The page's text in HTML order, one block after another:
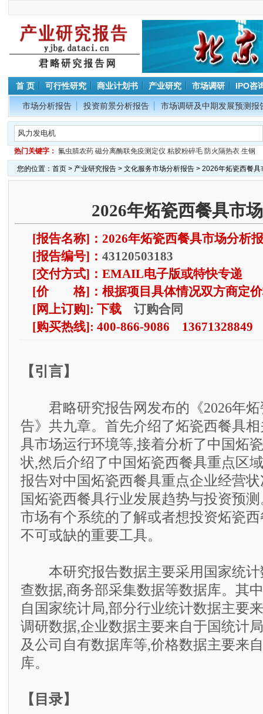
首 页 可行性研究 商业计划书 产业研究 市场调研 IPO咨
市场分析报告 投资前景分析报告 市场调研及中期发展预测报
热门关键字： 氟虫腈农药 磁分离酶联免疫测定仪 粘胶粉碎毛 防火隔热衣 生钢
您的位置： 首页> 产业研究报告> 文化服务市场分析报告> 2026年炻瓷西餐具
2026年炻瓷西餐具市
[报告名称]：2026年炻瓷西餐具市场分析
[报告编号]： 43120503183
[交付方式]：EMAIL电子版或特快专递
[价 格]：根据项目具体情况双方商定
[网上订购]: 下载 订购合同
[购买热线]: 400-866-9086 13671328849
【引言】
君略研究报告网发布的《2026年炻
告》共九章。首先介绍了炻瓷西餐具
具市场运行环境等,接着分析了中国炻
状,然后介绍了中国炻瓷西餐具重点区
报告对中国炻瓷西餐具重点企业经营
国炻瓷西餐具行业发展趋势与投资预
市场有个系统的了解或者想投资炻瓷
不可或缺的重要工具。
本研究报告数据主要采用国家统计
查数据,商务部采集数据等数据库。其
自国家统计局,部分行业统计数据主要
调研数据,企业数据主要来自于国统计
及公司自有数据库等,价格数据主要来
库。
【目录】